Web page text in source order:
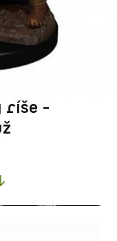
ríše -